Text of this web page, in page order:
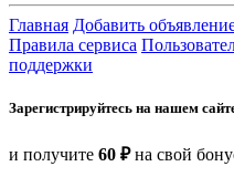
Главная Добавить
Правила сервиса
поддержки
Зарегистрируйтесь на нашем
и получите 60 ₽на свой